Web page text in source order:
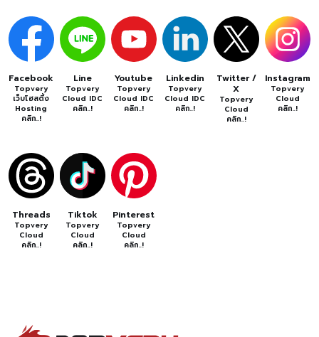
Facebook
Topvery
เว็บโฮสติ้ง
Hosting
คลิก..!
Line
Topvery
Cloud IDC
คลิก..!
Youtube
Topvery
Cloud IDC
คลิก..!
Linkedin
Topvery
Cloud IDC
คลิก..!
Twitter /
X
Topvery
Cloud
คลิก..!
Instagram
Topvery
Cloud
คลิก..!
Threads
Topvery
Cloud
คลิก..!
Tiktok
Topvery
Cloud
คลิก..!
Pinterest
Topvery
Cloud
คลิก..!